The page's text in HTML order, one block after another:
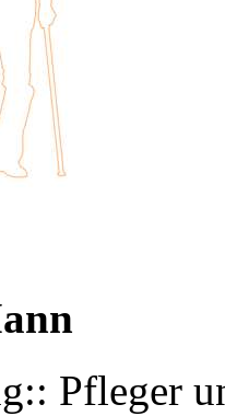
Pfleger